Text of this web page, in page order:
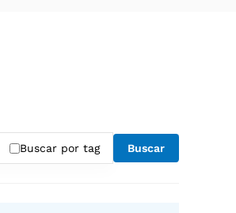
Buscar por tag Buscar